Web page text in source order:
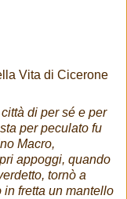
Vita di Cicerone
di per sé e per
per peculato fu
Macro,
appoggi, quando
tornò a
fretta un mantello